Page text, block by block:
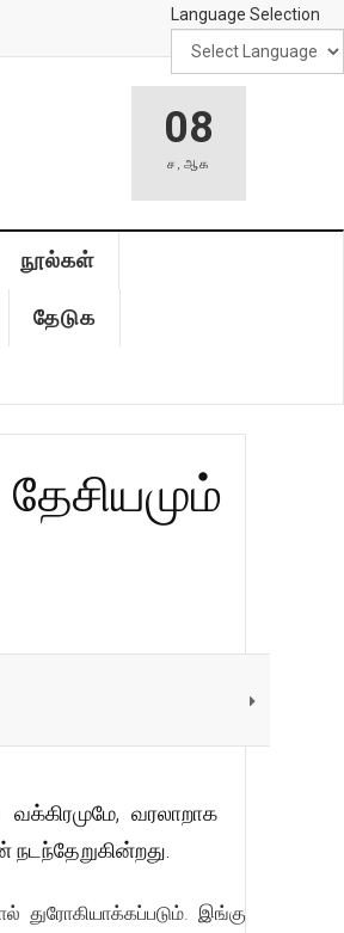
Language Selection
08
ச , ஆக
நூல்கள்
தேடுக
வரலாறாக
இங்கு